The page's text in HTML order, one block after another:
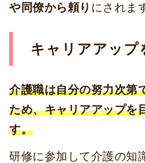
や同僚から頼り にされま
キャリアアップ
介護職は自分の努力次第
ため、キャリアアップを
す。
研修に参加して介護の知